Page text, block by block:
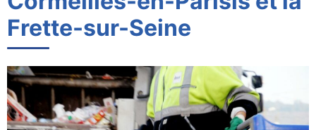
Frette-sur-Seine